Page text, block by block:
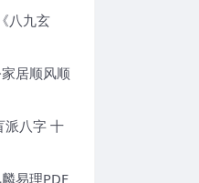
八九玄
居顺风顺
八字 十
易理PDF